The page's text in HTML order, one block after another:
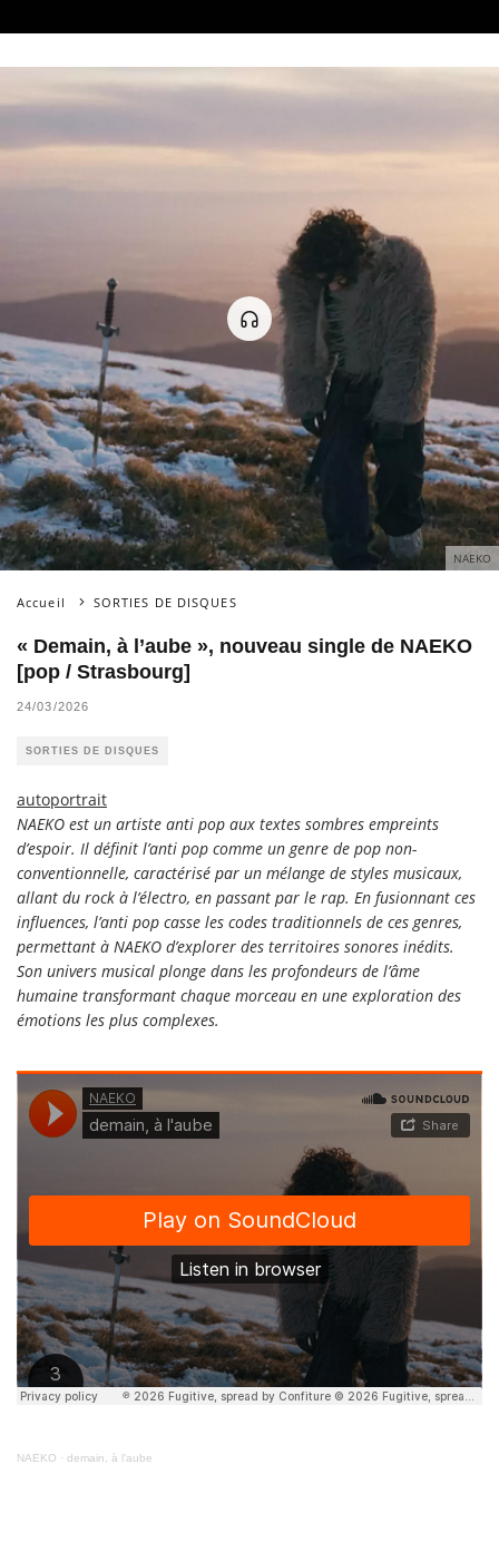
NAEKO
Accueil SORTIES DE DISQUES
« Demain, à l’aube », nouveau single de NAEKO
[pop / Strasbourg]
24/03/2026
SORTIES DE DISQUES
autoportrait
NAEKO est un artiste anti pop aux textes sombres empreints
d’espoir. Il définit l’anti pop comme un genre de pop non-
conventionnelle, caractérisé par un mélange de styles musicaux,
allant du rock à l’électro, en passant par le rap. En fusionnant ces
influences, l’anti pop casse les codes traditionnels de ces genres,
permettant à NAEKO d’explorer des territoires sonores inédits.
Son univers musical plonge dans les profondeurs de l’âme
humaine transformant chaque morceau en une exploration des
émotions les plus complexes.
NAEKO · demain, à l’aube